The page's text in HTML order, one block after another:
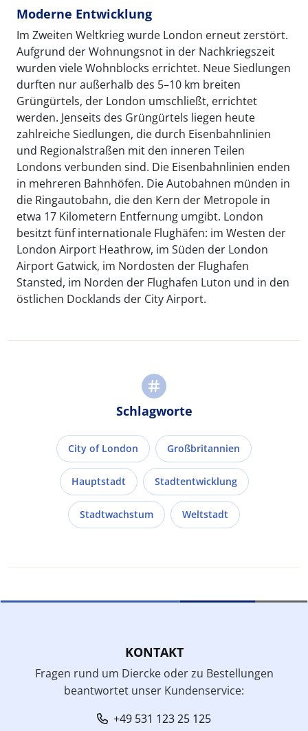
Moderne Entwicklung
Im Zweiten Weltkrieg wurde London erneut zerstört.
Aufgrund der Wohnungsnot in der Nachkriegszeit
wurden viele Wohnblocks errichtet. Neue Siedlungen
durften nur außerhalb des 5–10 km breiten
Grüngürtels, der London umschließt, errichtet
werden. Jenseits des Grüngürtels liegen heute
zahlreiche Siedlungen, die durch Eisenbahnlinien
und Regionalstraßen mit den inneren Teilen
Londons verbunden sind. Die Eisenbahnlinien enden
in mehreren Bahnhöfen. Die Autobahnen münden in
die Ringautobahn, die den Kern der Metropole in
etwa 17 Kilometern Entfernung umgibt. London
besitzt fünf internationale Flughäfen: im Westen der
London Airport Heathrow, im Süden der London
Airport Gatwick, im Nordosten der Flughafen
Stansted, im Norden der Flughafen Luton und in den
östlichen Docklands der City Airport.
Schlagworte
City of London Großbritannien
Hauptstadt Stadtentwicklung
Stadtwachstum Weltstadt
KONTAKT
Fragen rund um Diercke oder zu Bestellungen
beantwortet unser Kundenservice:
+49 531 123 25 125